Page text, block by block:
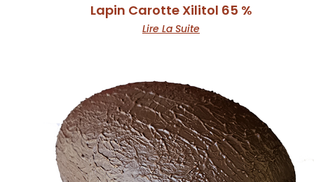
Lapin Carotte Xilitol 65 %
Lire La Suite